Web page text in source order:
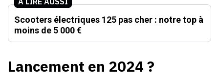
Scooters électriques 125 pas cher : notre top à
moins de 5 000 €
Lancement en 2024 ?